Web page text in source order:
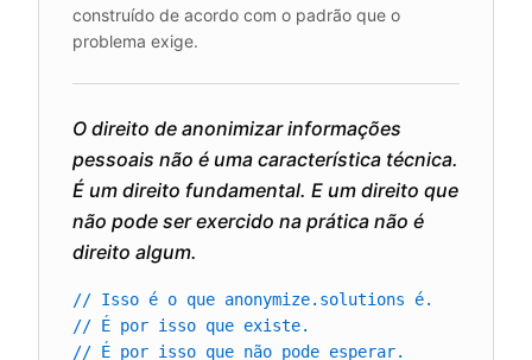
construído de acordo com o padrão que o
problema exige.
O direito de anonimizar informações
pessoais não é uma característica técnica.
É um direito fundamental. E um direito que
não pode ser exercido na prática não é
direito algum.
// Isso é o que anonymize.solutions é.
// É por isso que existe.
// É por isso que não pode esperar.